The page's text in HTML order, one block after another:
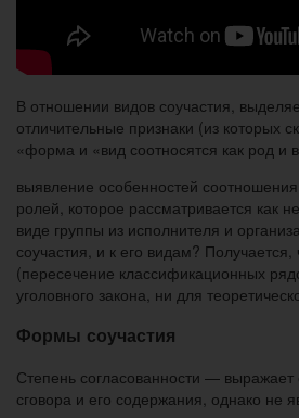
В отношении видов соучастия,
отличительные признаки (из которых
«форма и «вид соотносятся как род и
выявление особенностей
ролей, которое рассматривается как
виде группы из исполнителя и
соучастия, и к его видам?
(пересечение классификационных
уголовного закона, ни для
Формы соучастия
Степень согласованности — выражает
сговора и его содержания, однако не